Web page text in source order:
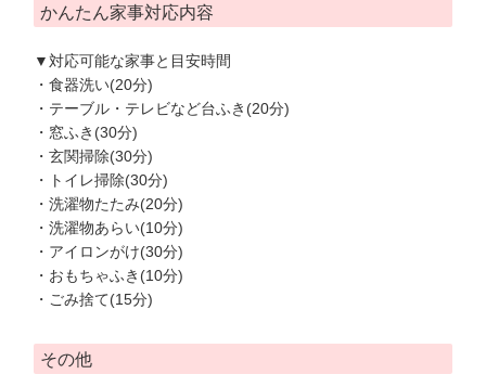
かんたん家事対応内容
▼対応可能な家事と目安時間
・食器洗い(20分)
・テーブル・テレビなど台ふき(20分)
・窓ふき(30分)
・玄関掃除(30分)
・トイレ掃除(30分)
・洗濯物たたみ(20分)
・洗濯物あらい(10分)
・アイロンがけ(30分)
・おもちゃふき(10分)
・ごみ捨て(15分)
その他